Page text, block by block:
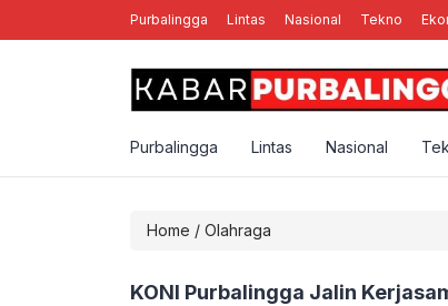
Purbalingga Lintas Nasional Tekno
Rebellion Rose YK, Band Punk Rock Asal Yogyakarta
Purbalingga Lintas Nasional
Home / Olahraga
KONI Purbalingga Jalin